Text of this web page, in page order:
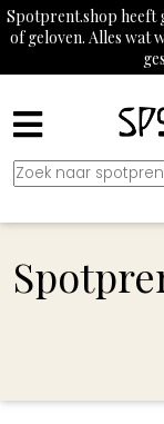
Spotprent.shop heeft
of geloven. Alles wat